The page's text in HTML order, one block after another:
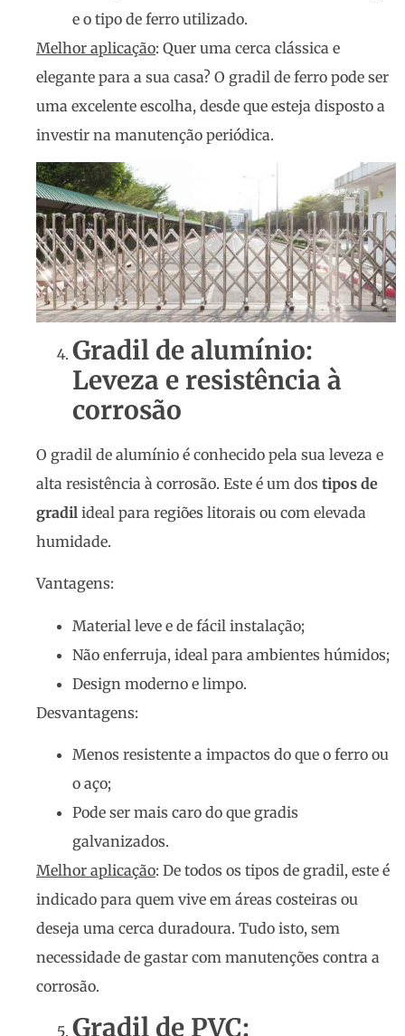
e o tipo de ferro utilizado.
Melhor aplicação: Quer uma cerca clássica e
elegante para a sua casa? O gradil de ferro pode ser
uma excelente escolha, desde que esteja disposto a
investir na manutenção periódica.
Gradil de alumínio:
Leveza e resistência à
corrosão
O gradil de alumínio é conhecido pela sua leveza e
alta resistência à corrosão. Este é um dos tipos de
gradil ideal para regiões litorais ou com elevada
humidade.
Vantagens:
Material leve e de fácil instalação;
Não enferruja, ideal para ambientes húmidos;
Design moderno e limpo.
Desvantagens:
Menos resistente a impactos do que o ferro ou
o aço;
Pode ser mais caro do que gradis
galvanizados.
Melhor aplicação: De todos os tipos de gradil, este é
indicado para quem vive em áreas costeiras ou
deseja uma cerca duradoura. Tudo isto, sem
necessidade de gastar com manutenções contra a
corrosão.
Gradil de PVC: